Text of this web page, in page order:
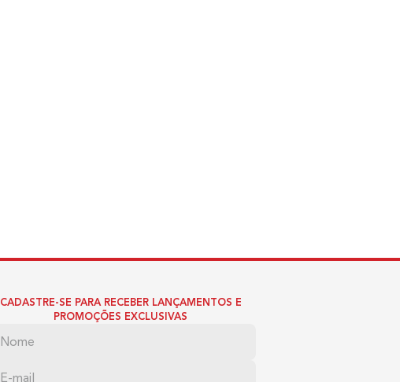
CADASTRE-SE PARA RECEBER LANÇAMENTOS E
PROMOÇÕES EXCLUSIVAS